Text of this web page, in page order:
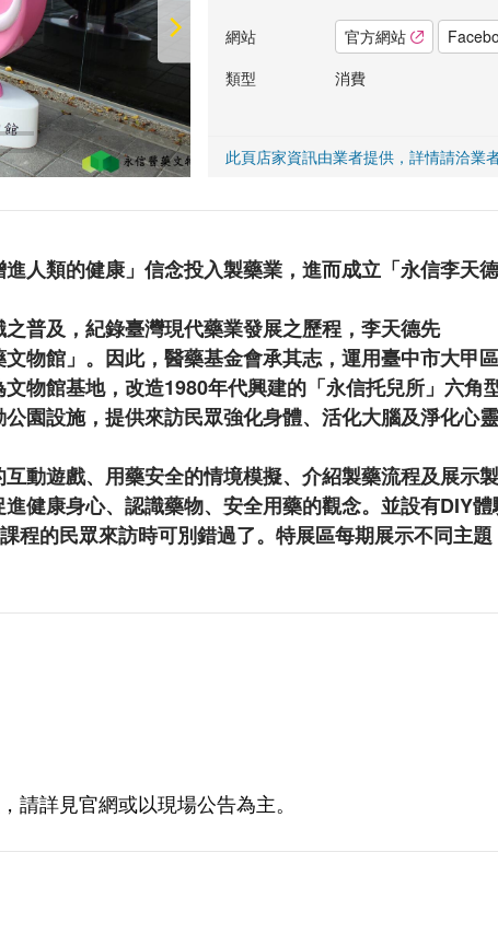
網站 官方網站
類型
消費
此頁店家資訊由業者提供，詳情請洽業者
人類的健康」信念投入製藥業，進而成立「永信李天
普及，紀錄臺灣現代藥業發展之歷程，李天德先
物館」。因此，醫藥基金會承其志，運用臺中市大甲
物館基地，改造1980年代興建的「永信托兒所」六角
園設施，提供來訪民眾強化身體、活化大腦及淨化心
動遊戲、用藥安全的情境模擬、介紹製藥流程及展示
健康身心、認識藥物、安全用藥的觀念。並設有DIY
程的民眾來訪時可別錯過了。特展區每期展示不同主
請詳見官網或以現場公告為主。